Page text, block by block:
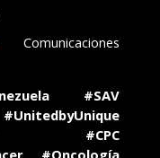
Comunicaciones
#SAV
#CPC